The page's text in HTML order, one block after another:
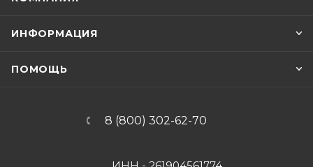
ИНФОРМАЦИЯ
ПОМОЩЬ
8 (800) 302-62-70